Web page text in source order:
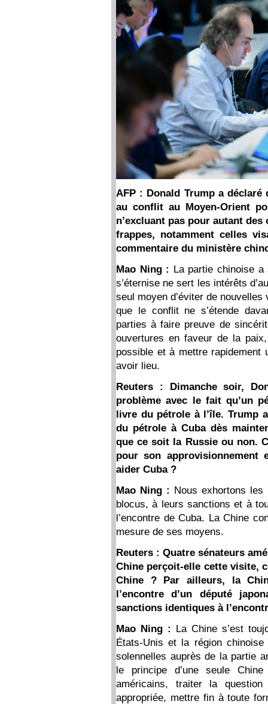
AFP : Donald Trump a déclaré
au conflit au Moyen-Orient
n’excluant pas pour autant
frappes, notamment celles
commentaire du ministère
Mao Ning : La partie chinoise a
s’éternise ne sert les intérêts
seul moyen d’éviter de
que le conflit ne s’étende
parties à faire preuve de
ouvertures en faveur de la
possible et à mettre rapidement
avoir lieu.
Reuters : Dimanche soir,
problème avec le fait qu’un
livre du pétrole à l’île. Trump
du pétrole à Cuba dès
que ce soit la Russie ou non.
pour son approvisionnement
aider Cuba ?
Mao Ning : Nous exhortons
blocus, à leurs sanctions et à
l’encontre de Cuba. La Chine
mesure de ses moyens.
Reuters : Quatre sénateurs
Chine perçoit-elle cette visite,
Chine ? Par ailleurs, la
l’encontre d’un député
sanctions identiques à
Mao Ning : La Chine s’est
États-Unis et la région
solennelles auprès de la partie
le principe d’une seule
américains, traiter la
appropriée, mettre fin à toute